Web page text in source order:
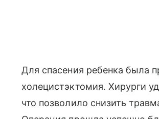
Для спасения ребенка была
холецистэктомия. Хирурги
что позволило снизить